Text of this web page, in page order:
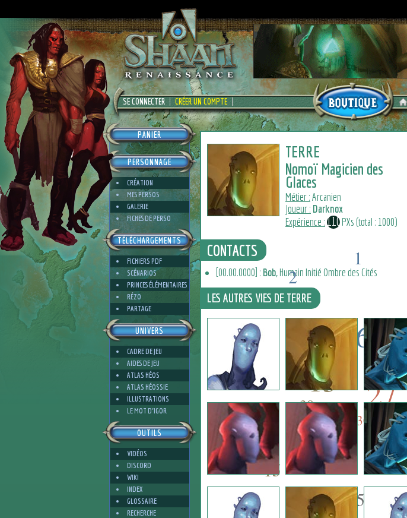
SE CONNECTER CRÉER UN COMPTE
PANIER
PERSONNAGE
CRÉATION
MES PERSOS
GALERIE
FICHES DE PERSO
TÉLÉCHARGEMENTS
FICHIERS PDF
SCÉNARIOS
PRINCES ÉLÉMENTAIRES
RÉZO
PARTAGE
UNIVERS
CADRE DE JEU
AIDES DE JEU
ATLAS HÉOS
ATLAS HÉOSSIE
ILLUSTRATIONS
LE MOT D'IGOR
OUTILS
VIDÉOS
DISCORD
WIKI
INDEX
GLOSSAIRE
RECHERCHE
TERRE
Nomoï Magicien des
Glaces
Métier :Arcanien
Joueur : Darknox
Expérience :110PXs (total : 1000)
30
-16
30 27
16
15
15
15
15
15
2
1
CONTACTS
[00.00.0000] : Bob, Humain Initié Ombre des Cités
LES AUTRES VIES DE TERRE